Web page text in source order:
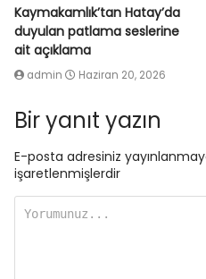
Kaymakamlık’tan Hatay’da
duyulan patlama seslerine
ait açıklama
admin Haziran 20, 2026
Bir yanıt yazın
E-posta adresiniz
işaretlenmişlerdir